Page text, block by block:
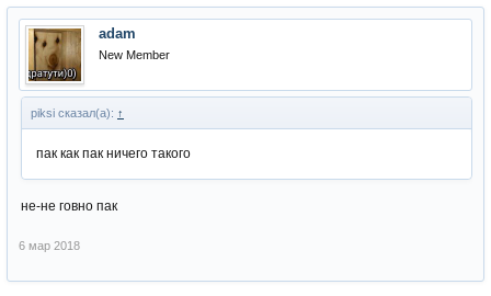
adam
New Member
piksi сказал(а): ↑
пак как пак ничего такого
не-не говно пак
6 мар 2018